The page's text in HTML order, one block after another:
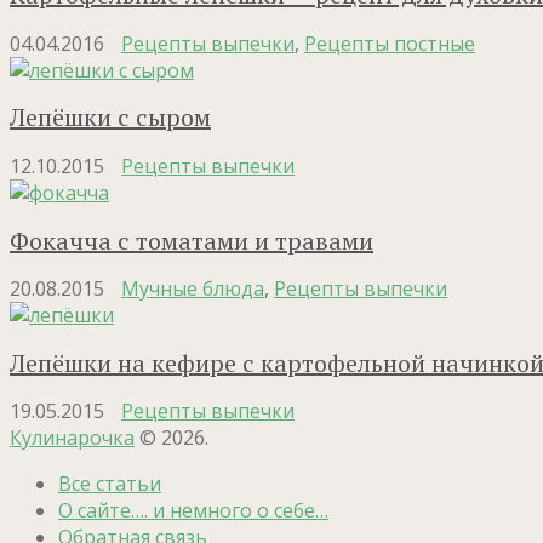
04.04.2016 Рецепты выпечки, Рецепты постные
Лепёшки с сыром
12.10.2015 Рецепты выпечки
Фокачча с томатами и травами
20.08.2015 Мучные блюда, Рецепты выпечки
Лепёшки на кефире с картофельной начинкой
19.05.2015
Рецепты выпечки
Кулинарочка © 2026.
Все статьи
О сайте…. и немного о себе…
Обратная связь